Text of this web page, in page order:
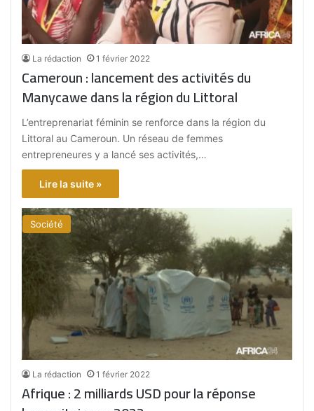
La rédaction 1 février 2022
Cameroun : lancement des activités du
Manycawe dans la région du Littoral
L’entreprenariat féminin se renforce dans la région du
Littoral au Cameroun. Un réseau de femmes
entrepreneures y a lancé ses activités,…
Lire la suite »
Société
La rédaction 1 février 2022
Afrique : 2 milliards USD pour la réponse